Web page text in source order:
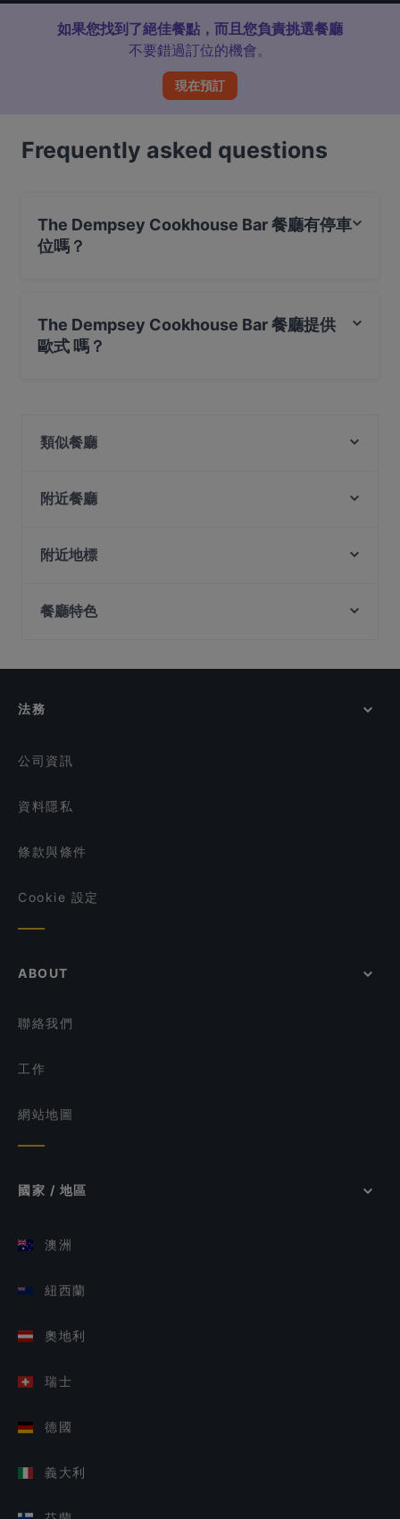
如果您找到了絕佳餐點，而且您負責挑選餐廳
不要錯過訂位的機會。
現在預訂
Frequently asked questions
The Dempsey Cookhouse Bar 餐廳有停車
位嗎？
The Dempsey Cookhouse Bar 餐廳提供
歐式 嗎？
類似餐廳
Torno Subito Singapore
TINTO SPANISH RESTAURANT
CANCHITA PERUVIAN RESTAURANT
附近餐廳
Beng Hiang
Kamo by London Fat Duck
The Line
附近地標
Battlebox Visitor Centre, 新加坡
餐廳特色
在 新加坡 的 環境舒適的餐廳
法務
公司資訊
資料隱私
條款與條件
Cookie 設定
ABOUT
聯絡我們
工作
網站地圖
國家 / 地區
澳洲
紐西蘭
奧地利
瑞士
德國
義大利